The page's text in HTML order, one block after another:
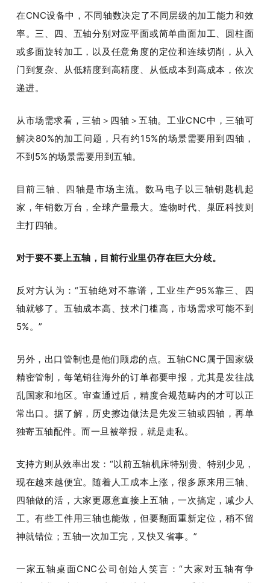
在CNC设备中，不同轴数决定了不同层级的加工能力和效
率。三、四、五轴分别对应平面或简单曲面加工、圆柱面
或多面旋转加工，以及任意角度的定位和连续切削，从入
门到复杂、从低精度到高精度、从低成本到高成本，依次
递进。
从市场需求看，三轴＞四轴＞五轴。工业CNC中，三轴可
解决80%的加工问题，只有约15%的场景需要用到四轴，
不到5%的场景需要用到五轴。
目前三轴、四轴是市场主流。数马电子以三轴钥匙机起
家，年销数万台，全球产量最大。造物时代、巢匠科技则
主打四轴。
对于要不要上五轴，目前行业里仍存在巨大分歧。
反对方认为：“五轴绝对不靠谱，工业生产95%靠三、四
轴就够了。五轴成本高、技术门槛高，市场需求可能不到
5%。”
另外，出口管制也是他们顾虑的点。五轴CNC属于国家级
精密管制，每笔销往海外的订单都要申报，尤其是发往战
乱国家和地区。审查通过后，精度合规范畴内的才可以正
常出口。据了解，历史擦边做法是先发三轴或四轴，再单
独寄五轴配件。而一旦被举报，就是走私。
支持方则从效率出发：“以前五轴机床特别贵、特别少见，
现在越来越便宜。随着人工成本上涨，很多原来用三轴、
四轴做的活，大家更愿意直接上五轴，一次搞定，减少人
工。有些工件用三轴也能做，但要翻面重新定位，稍不留
神就错位；五轴一次加工完，又快又省事。”
一家五轴桌面CNC公司创始人笑言：“大家对五轴有争